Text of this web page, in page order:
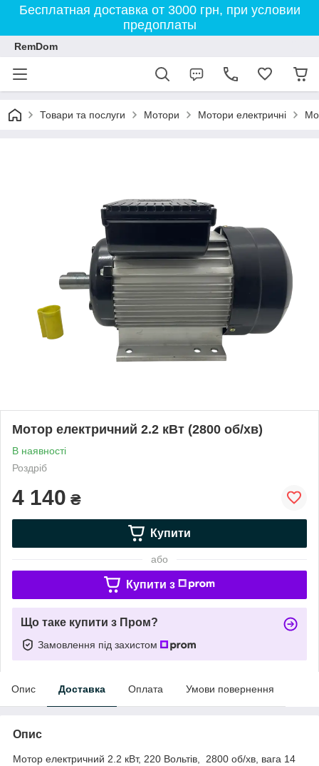
Бесплатная доставка от 3000 грн, при условии
предоплаты
RemDom
Товари та послуги Мотори Мотори електричні
Мотор електричний 2.2 кВт (2800 об/хв)
В наявності
Роздріб
4 140 ₴
Купити
або
Купити з
Що таке купити з Пром?
Замовлення під захистом
Опис Доставка Оплата Умови повернення
Опис
Мотор електричний 2.2 кВт, 220 Вольтів, 2800 об/хв, вага 14